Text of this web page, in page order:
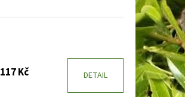
117 Kč DETAIL